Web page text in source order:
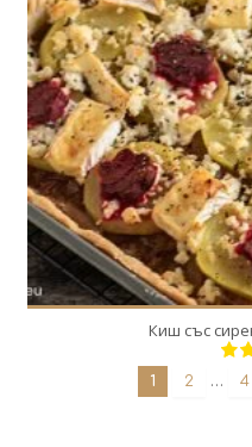
Киш със
1 2 … 4